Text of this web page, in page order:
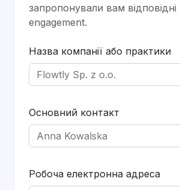
запропонували вам відповідні
engagement.
Назва компанії або практики
Основний контакт
Робоча електронна адреса